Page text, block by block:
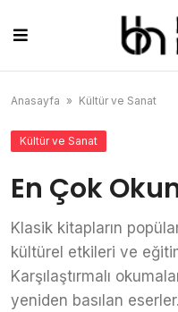
content
Anasayfa » Kültür ve Sanat
Kültür ve Sanat
En Çok
Klasik kitapların
kültürel etkileri ve
Karşılaştırmalı
yeniden basılan eserler.